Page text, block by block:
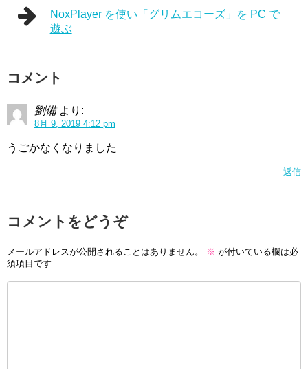
NoxPlayer を使い「グリムエコーズ」を PC で
遊ぶ
コメント
劉備 より:
8月 9, 2019 4:12 pm
うごかなくなりました
返信
コメントをどうぞ
メールアドレスが公開されることはありません。 ※ が付いている欄は必
須項目です